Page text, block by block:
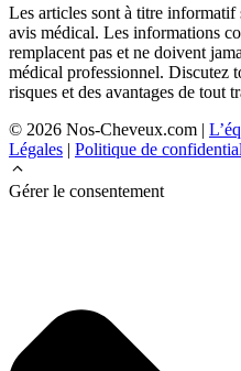
Les articles sont à titre informatif
avis médical. Les informations
remplacent pas et ne doivent
médical professionnel. Discutez
risques et des avantages de tout
© 2026 Nos-Cheveux.com |
Légales | Politique de
Gérer le consentement